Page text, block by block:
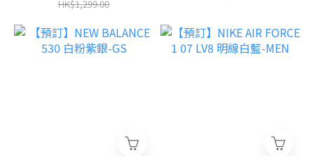
HK$1,299.00